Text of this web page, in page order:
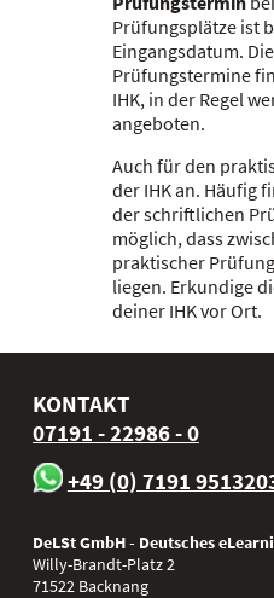
Prüfungsplätze ist
Eingangsdatum.
Prüfungstermine
IHK, in der Regel
angeboten.
Auch für den
der IHK an. Häufig
der schriftlichen
möglich, dass
praktischer
liegen. Erkundige
deiner IHK vor Ort.
KONTAKT
07191 - 22986 - 0
+49 (0) 7191
DeLSt GmbH - Deutsches
Willy-Brandt-Platz 2
71522 Backnang